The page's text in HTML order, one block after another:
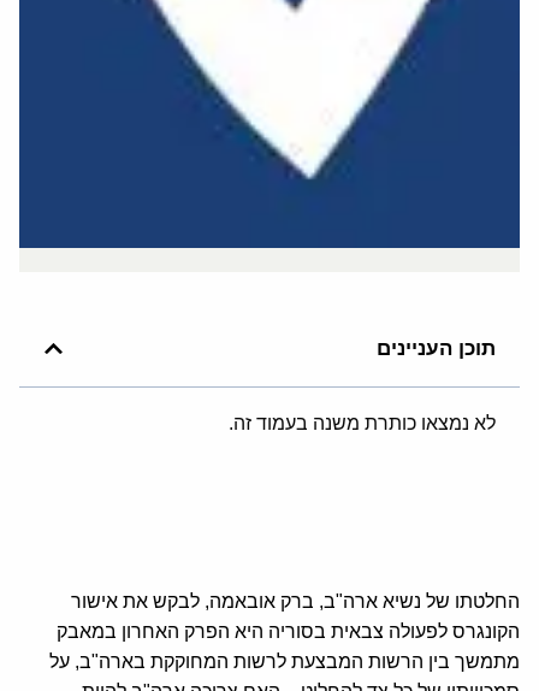
תוכן העניינים
לא נמצאו כותרת משנה בעמוד זה.
החלטתו של נשיא ארה"ב, ברק אובאמה, לבקש את אישור
הקונגרס לפעולה צבאית בסוריה היא הפרק האחרון במאבק
מתמשך בין הרשות המבצעת לרשות המחוקקת בארה"ב, על